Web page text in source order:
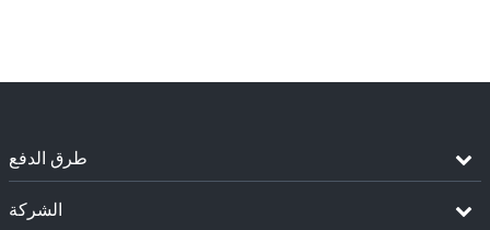
طرق الدفع
الشركة